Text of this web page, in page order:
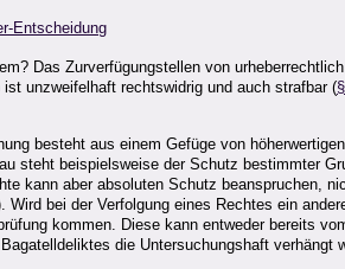
Entscheidung
Das Zurverfügungstellen von
unzweifelhaft rechtswidrig und auch strafbar (
besteht aus einem Gefüge von
steht beispielsweise der Schutz bestimmter
kann aber absoluten Schutz beanspruchen,
Wird bei der Verfolgung eines Rechtes ein
kommen. Diese kann entweder bereits
die Untersuchungshaft verhängt